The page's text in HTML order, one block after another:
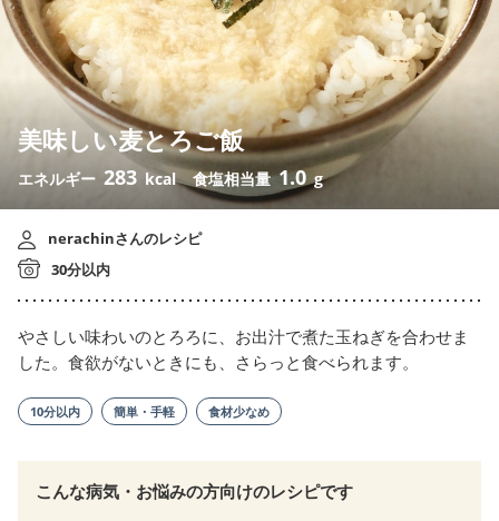
美味しい麦とろご飯
エネルギー 283 kcal 食塩相当量1.0 g
nerachinさんのレシピ
30分以内
やさしい味わいのとろろに、お出汁で煮た玉ねぎを合わせま
した。食欲がないときにも、さらっと食べられます。
10分以内 簡単・手軽 食材少なめ
こんな病気・お悩みの方向けのレシピです